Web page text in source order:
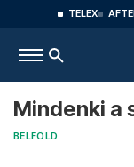
TELEX
Mindenki a
BELFÖLD